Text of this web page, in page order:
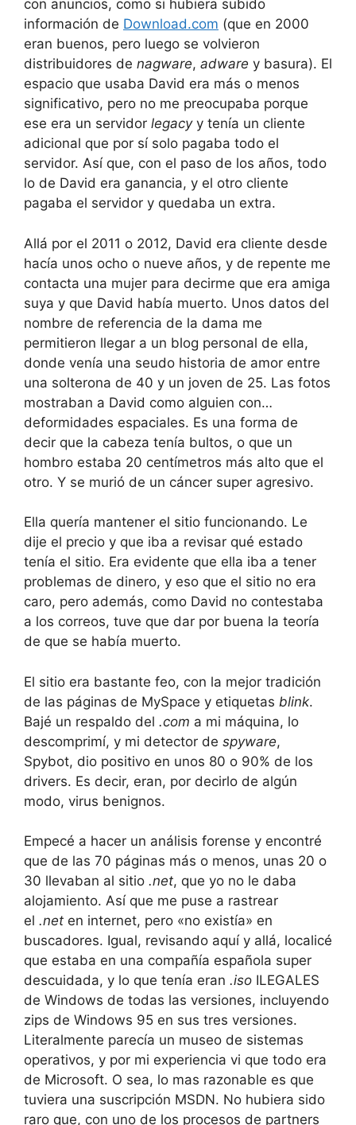
con anuncios, como si hubiera subido
información de Download.com (que en 2000
eran buenos, pero luego se volvieron
distribuidores de nagware, adware y basura). El
espacio que usaba David era más o menos
significativo, pero no me preocupaba porque
ese era un servidor legacyy tenía un cliente
adicional que por sí solo pagaba todo el
servidor. Así que, con el paso de los años, todo
lo de David era ganancia, y el otro cliente
pagaba el servidor y quedaba un extra.
Allá por el 2011 o 2012, David era cliente desde
hacía unos ocho o nueve años, y de repente me
contacta una mujer para decirme que era amiga
suya y que David había muerto. Unos datos del
nombre de referencia de la dama me
permitieron llegar a un blog personal de ella,
donde venía una seudo historia de amor entre
una solterona de 40 y un joven de 25. Las fotos
mostraban a David como alguien con…
deformidades espaciales. Es una forma de
decir que la cabeza tenía bultos, o que un
hombro estaba 20 centímetros más alto que el
otro. Y se murió de un cáncer super agresivo.
Ella quería mantener el sitio funcionando. Le
dije el precio y que iba a revisar qué estado
tenía el sitio. Era evidente que ella iba a tener
problemas de dinero, y eso que el sitio no era
caro, pero además, como David no contestaba
a los correos, tuve que dar por buena la teoría
de que se había muerto.
El sitio era bastante feo, con la mejor tradición
de las páginas de MySpace y etiquetas blink.
Bajé un respaldo del .com a mi máquina, lo
descomprimí, y mi detector de spyware,
Spybot, dio positivo en unos 80 o 90% de los
drivers. Es decir, eran, por decirlo de algún
modo, virus benignos.
Empecé a hacer un análisis forense y encontré
que de las 70 páginas más o menos, unas 20 o
30 llevaban al sitio .net, que yo no le daba
alojamiento. Así que me puse a rastrear
el .net en internet, pero «no existía» en
buscadores. Igual, revisando aquí y allá, localicé
que estaba en una compañía española super
descuidada, y lo que tenía eran .iso ILEGALES
de Windows de todas las versiones, incluyendo
zips de Windows 95 en sus tres versiones.
Literalmente parecía un museo de sistemas
operativos, y por mi experiencia vi que todo era
de Microsoft. O sea, lo mas razonable es que
tuviera una suscripción MSDN. No hubiera sido
raro que, con uno de los procesos de partners